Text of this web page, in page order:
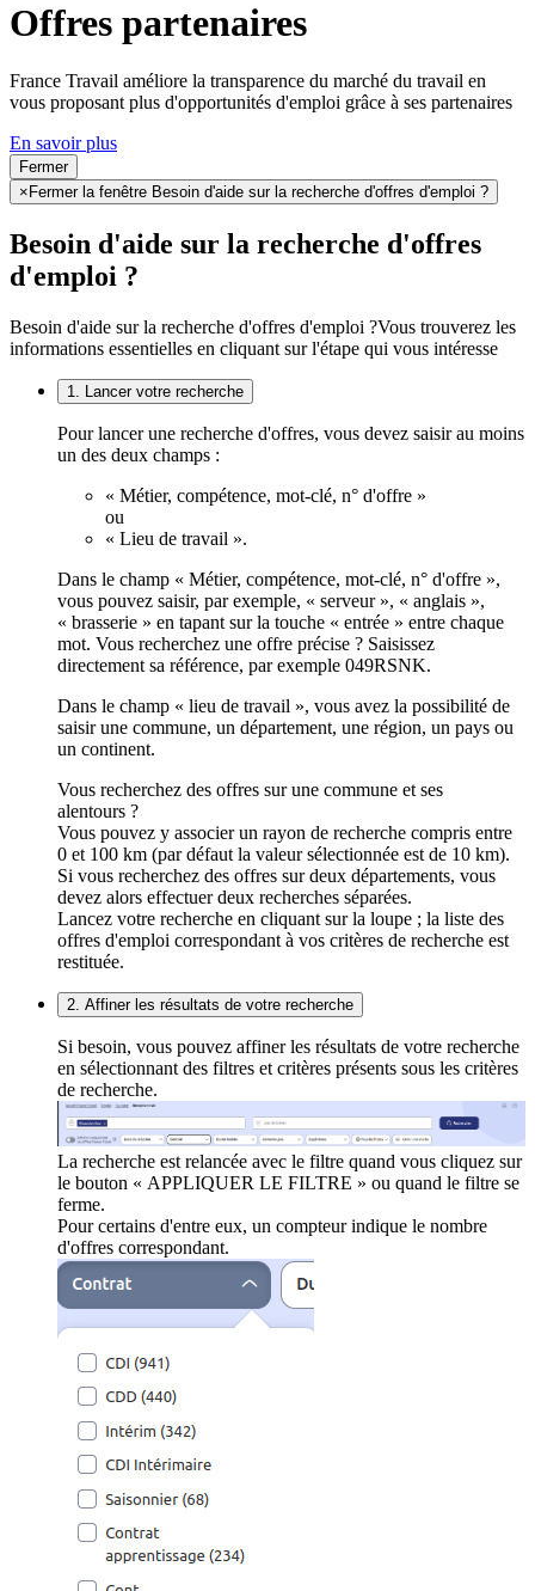
Offres partenaires
France Travail améliore la transparence du marché du travail en
vous proposant plus d'opportunités d'emploi grâce à ses partenaires
En savoir plus
Fermer
× Fermer la fenêtre Besoin d'aide sur la recherche d'offres d'emploi ?
Besoin d'aide sur la recherche d'offres
d'emploi ?
Besoin d'aide sur la recherche d'offres d'emploi ?Vous trouverez les
informations essentielles en cliquant sur l'étape qui vous intéresse
1. Lancer votre recherche
Pour lancer une recherche d'offres, vous devez saisir au moins
un des deux champs :
« Métier, compétence, mot-clé, n° d'offre »
ou
« Lieu de travail ».
Dans le champ « Métier, compétence, mot-clé, n° d'offre »,
vous pouvez saisir, par exemple, « serveur », « anglais »,
« brasserie » en tapant sur la touche « entrée » entre chaque
mot. Vous recherchez une offre précise ? Saisissez
directement sa référence, par exemple 049RSNK.
Dans le champ « lieu de travail », vous avez la possibilité de
saisir une commune, un département, une région, un pays ou
un continent.
Vous recherchez des offres sur une commune et ses
alentours ?
Vous pouvez y associer un rayon de recherche compris entre
0 et 100 km (par défaut la valeur sélectionnée est de 10 km).
Si vous recherchez des offres sur deux départements, vous
devez alors effectuer deux recherches séparées.
Lancez votre recherche en cliquant sur la loupe ; la liste des
offres d'emploi correspondant à vos critères de recherche est
restituée.
2. Affiner les résultats de votre recherche
Si besoin, vous pouvez affiner les résultats de votre recherche
en sélectionnant des filtres et critères présents sous les critères
de recherche.
La recherche est relancée avec le filtre quand vous cliquez sur
le bouton « APPLIQUER LE FILTRE » ou quand le filtre se
ferme.
Pour certains d'entre eux, un compteur indique le nombre
d'offres correspondant.